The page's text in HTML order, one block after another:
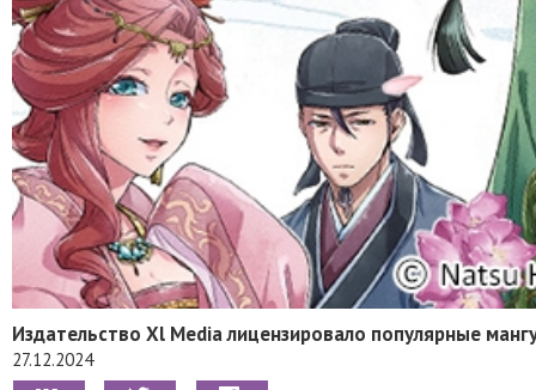
Издательство Xl Media лицензировало популярные
27.12.2024